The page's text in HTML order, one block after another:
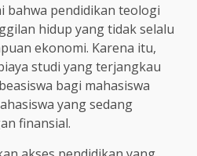
bahwa pendidikan teologi
hidup yang tidak selalu
ekonomi. Karena itu,
studi yang terjangkau
bagi mahasiswa
yang sedang
finansial.